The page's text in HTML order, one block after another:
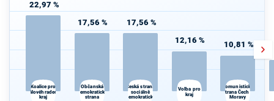
22,97 %
Koalice pro
Královéhradecký
kraj
17,56 %
Občanská
demokratická
strana
17,56 %
Česká strana
sociálně
demokratická
12,16 %
Volba pro
kraj
10,81 %
Komunistická
strana Čech a
Moravy